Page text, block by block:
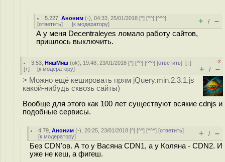
5.227 ,Аноним (-), 04:33, 25/01/2018 [^] [^^] [^^^]
[ответить] [к модератору] + / –
А у меня Decentraleyes ломало работу сайтов,
пришлось выключить.
3.53 ,НяшМяш (ok), 19:48, 23/01/2018 [^] [^^] [^^^] [ответить][↓]
[↑] [к модератору]
–2
+ / –
> Можно ещё кешировать прям jQuery.min.2.3.1.js
какой-нибудь сквозь сайты)
Вообще для этого как 100 лет существуют всякие cdnjs и
подобные сервисы.
4.79 ,Аноним (-), 20:25, 23/01/2018 [^] [^^] [^^^] [ответить]
[к модератору] + / –
Без CDN'ов. А то у Васяна CDN1, а у Коляна - CDN2. И
уже не кеш, а фигеш.